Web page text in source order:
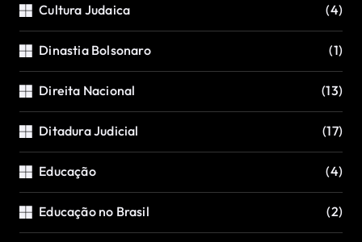
Cultura Judaica (4)
Dinastia Bolsonaro (1)
Direita Nacional (13)
Ditadura Judicial (17)
Educação (4)
Educação no Brasil (2)